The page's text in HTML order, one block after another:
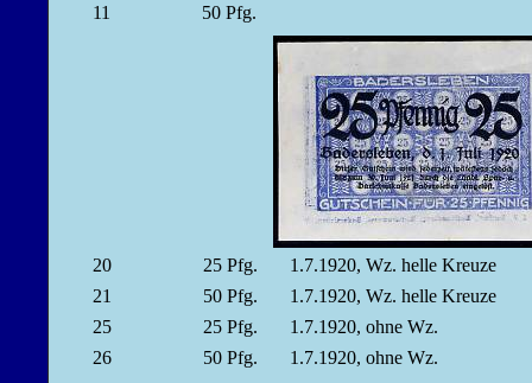
11
50 Pfg.
20 25 Pfg.
1.7.1920, Wz. helle Kreuze
21
50 Pfg.
1.7.1920, Wz. helle Kreuze
25
25 Pfg.
1.7.1920, ohne Wz.
26
50 Pfg. 1.7.1920, ohne Wz.